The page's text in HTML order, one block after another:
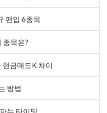
편입 6종목
종목은?
금매도K 차이
방법
는 타이밍